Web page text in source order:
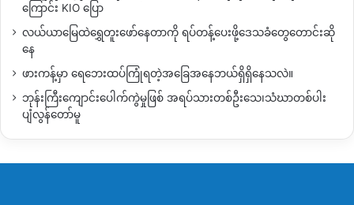
ကျနော်တို့သုံးသပ်တာက
မယ်။ မိုးတွင်းရောက်လာပြီဖြစ်တဲ့ စစ်သင်္ဘောတွေ တက်လာဖို့
ပြင်ဆင်လာတာဖြစ်မယ်။
စစ်ကြောင်းထိုး ရှင်းလင်းဖို့ ဖြစ်မယ်”လို့ ပြောပါတယ်။
လက်ရှိ စစ်ကောင်စီတပ် စစ်ကြောင်းတွေဟာ ရွှေကူကနေ ငါးအိုးရွာ
ကြောင်း KIO ပြော
လယ်ယာမြေထဲရွှေတူးဖော်နေတာကို ရပ်တန့်ပေးဖို့ဒေသခံတွေတောင်းဆို
နေ
ဖားကန့်မှာ ရေဘေးထပ်ကြုံရတဲ့အခြေအနေဘယ်ရှိရှိနေသလဲ။
ဘုန်းကြီးကျောင်းပေါက်ကွဲမှုဖြစ် အရပ်သားတစ်ဦးသေ၊သံဃာတစ်ပါး
ပျံလွန်တော်မူ